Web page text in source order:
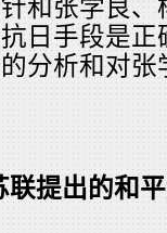
和张学良
日手段是
分析和对
联提出的和